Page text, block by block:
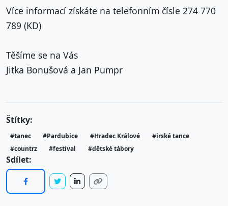
Více informací získáte na telefonním čísle 274 770
789 (KD)
Těšíme se na Vás
Jitka Bonušová a Jan Pumpr
Štítky:
#tanec #Pardubice #Hradec Králové
#irské tance
#countrz
#festival #dětské tábory
Sdílet: